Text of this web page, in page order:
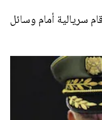
سريالية أمام وسائل